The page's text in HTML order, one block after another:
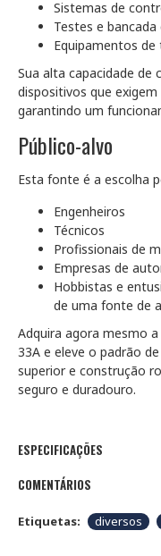
Sistemas de
Testes e
Equipamentos
Sua alta capacidade
dispositivos que
garantindo um
Público-alvo
Esta fonte é a escolha
Engenheiros
Técnicos
Profissionais de
Empresas de
Hobbistas e
de uma fonte de
Adquira agora mesmo
33A e eleve o padrão
superior e construção
seguro e duradouro.
ESPECIFICAÇÕES
COMENTÁRIOS
Etiquetas: diversos